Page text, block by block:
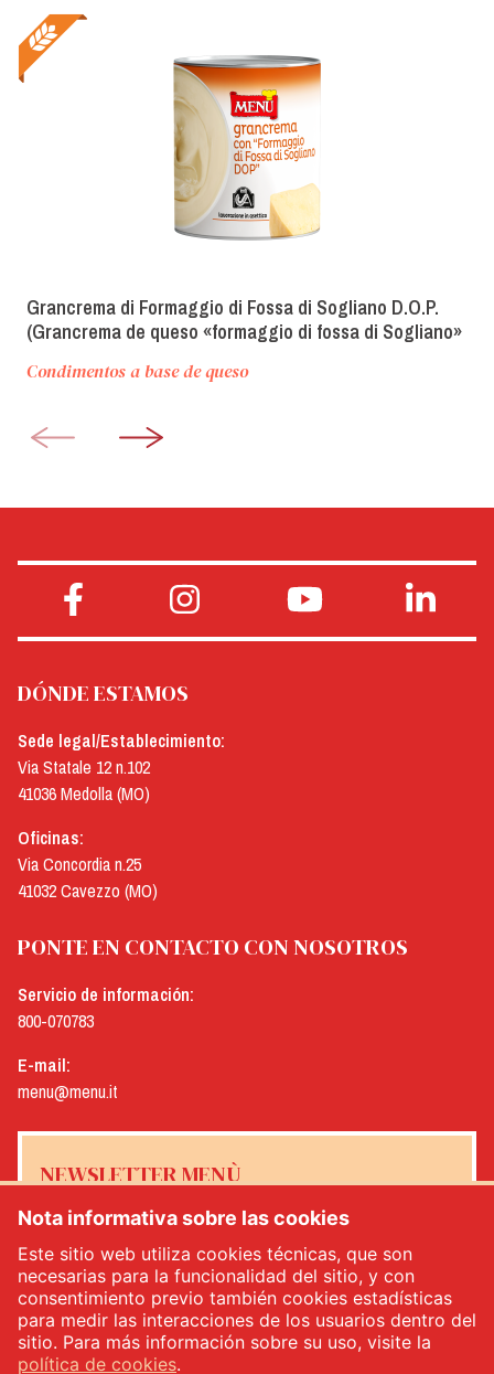
Grancrema di Formaggio di Fossa di Sogliano D.O.P.
(Grancrema de queso «formaggio di fossa di Sogliano»
Condimentos a base de queso
DÓNDE ESTAMOS
Sede legal/Establecimiento:
Via Statale 12 n.102
41036 Medolla (MO)
Oficinas:
Via Concordia n.25
41032 Cavezzo (MO)
PONTE EN CONTACTO CON NOSOTROS
Servicio de información:
800-070783
E-mail:
menu@menu.it
NEWSLETTER MENÙ
Sí, me gustaría recibir el boletín de noticias de Menù*
INSCRÍBETE
Nota informativa sobre las cookies
Este sitio web utiliza cookies técnicas, que son
necesarias para la funcionalidad del sitio, y con
consentimiento previo también cookies estadísticas
para medir las interacciones de los usuarios dentro del
sitio. Para más información sobre su uso, visite la
política de cookies.